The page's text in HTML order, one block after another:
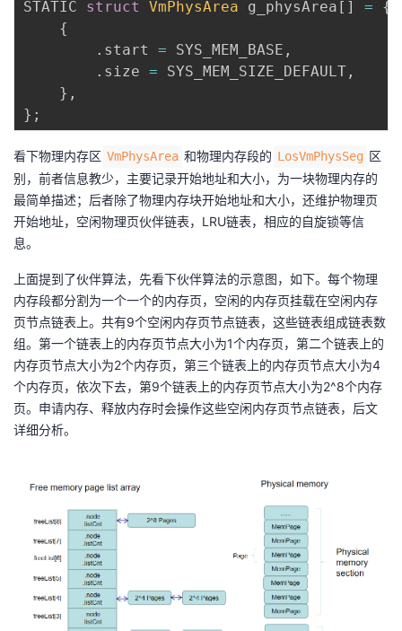
STATIC struct VmPhysArea g_physArea [ ] =
{
{
. start = SYS_MEM_BASE ,
. size = SYS_MEM_SIZE_DEFAULT ,
} ,
} ;
看下物理内存区 VmPhysArea 和物理内存段的 LosVmPhysSeg 区
别，前者信息教少，主要记录开始地址和大小，为一块物理内存的
最简单描述；后者除了物理内存块开始地址和大小，还维护物理页
开始地址，空闲物理页伙伴链表，LRU链表，相应的自旋锁等信
息。
上面提到了伙伴算法，先看下伙伴算法的示意图，如下。每个物理
内存段都分割为一个一个的内存页，空闲的内存页挂载在空闲内存
页节点链表上。共有9个空闲内存页节点链表，这些链表组成链表数
组。第一个链表上的内存页节点大小为1个内存页，第二个链表上的
内存页节点大小为2个内存页，第三个链表上的内存页节点大小为4
个内存页，依次下去，第9个链表上的内存页节点大小为2^8个内存
页。申请内存、释放内存时会操作这些空闲内存页节点链表，后文
详细分析。